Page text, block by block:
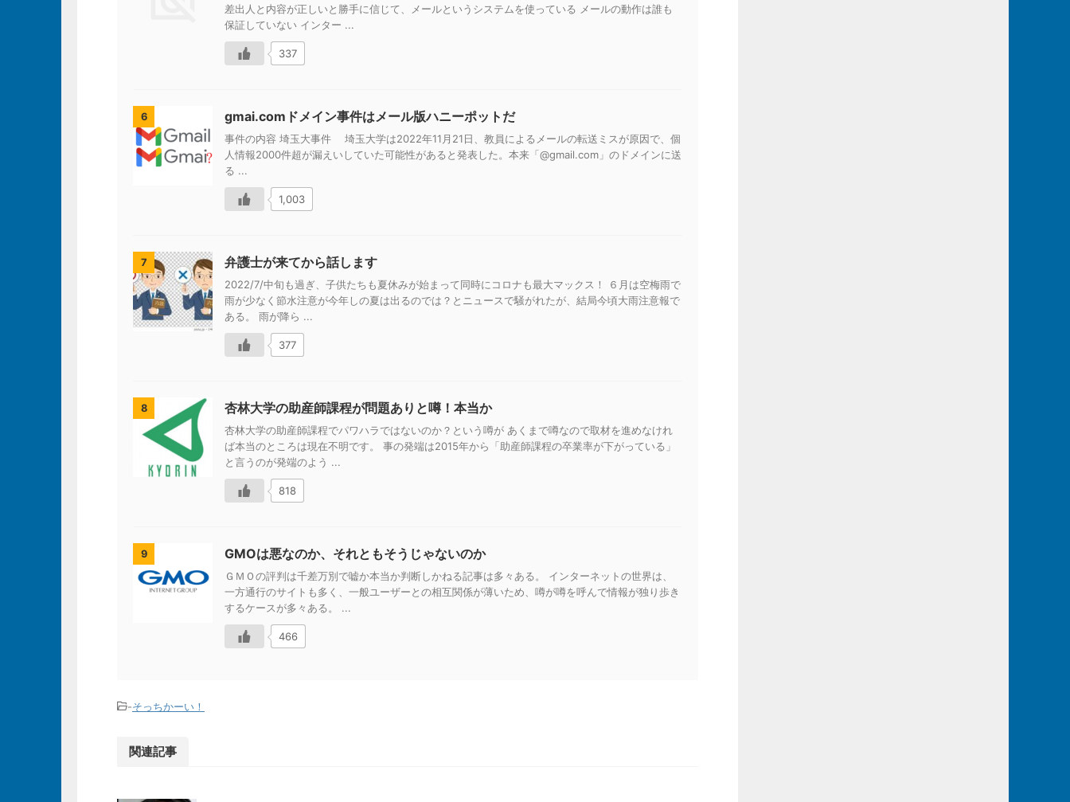
差出人と内容が正しいと勝手に信じて、メールというシステムを使っている メールの動作は誰も
保証していない インター ...
337
6 gmai.comドメイン事件はメール版ハニーポットだ
事件の内容 埼玉大事件 埼玉大学は2022年11月21日、教員によるメールの転送ミスが原因で、個
人情報2000件超が漏えいしていた可能性があると発表した。本来「@gmail.com」のドメインに送
る ...
1,003
7 弁護士が来てから話します
2022/7/中旬も過ぎ、子供たちも夏休みが始まって同時にコロナも最大マックス！ ６月は空梅雨で
雨が少なく節水注意が今年しの夏は出るのでは？とニュースで騒がれたが、結局今頃大雨注意報で
ある。 雨が降ら ...
377
8 杏林大学の助産師課程が問題ありと噂！本当か
杏林大学の助産師課程でパワハラではないのか？という噂が あくまで噂なので取材を進めなけれ
ば本当のところは現在不明です。 事の発端は2015年から「助産師課程の卒業率が下がっている」
と言うのが発端のよう ...
818
9 GMOは悪なのか、それともそうじゃないのか
ＧＭＯの評判は千差万別で嘘か本当か判断しかねる記事は多々ある。 インターネットの世界は、
一方通行のサイトも多く、一般ユーザーとの相互関係が薄いため、噂が噂を呼んで情報が独り歩き
するケースが多々ある。 ...
466
-そっちかーい！
関連記事